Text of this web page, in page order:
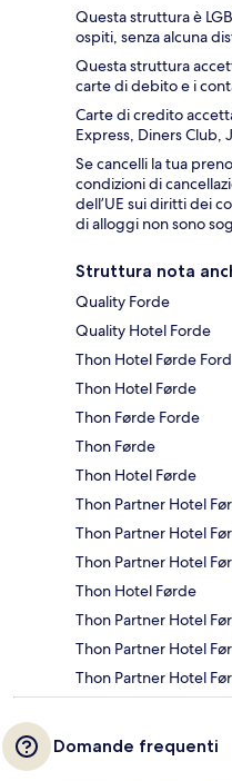
Questa struttura è
ospiti, senza alcuna
Questa struttura
carte di debito e i
Carte di credito
Express, Diners Club,
Se cancelli la tua
condizioni di
dell’UE sui diritti dei
di alloggi non sono
Struttura nota
Quality Forde
Quality Hotel Forde
Thon Hotel Førde
Thon Hotel Førde
Thon Førde Forde
Thon Førde
Thon Hotel Førde
Thon Partner Hotel
Thon Partner Hotel
Thon Partner Hotel
Thon Hotel Førde
Thon Partner Hotel
Thon Partner Hotel
Thon Partner Hotel
Domande frequenti